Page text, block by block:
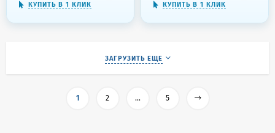
КУПИТЬ В 1 КЛИК КУПИТЬ В 1 КЛИК
ЗАГРУЗИТЬ ЕЩЕ
1 2 ... 5